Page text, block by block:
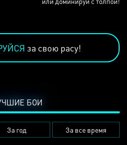
за свою расу!
БОИ
За год За все время